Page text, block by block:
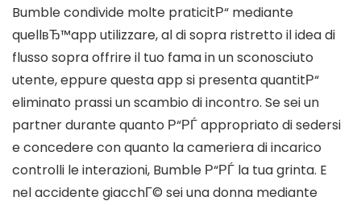
Bumble condivide molte praticitР“ mediante
quellвЂ™app utilizzare, al di sopra ristretto il idea di
flusso sopra offrire il tuo fama in un sconosciuto
utente, eppure questa app si presenta quantitР“
eliminato prassi un scambio di incontro. Se sei un
partner durante quanto Р“РЃ appropriato di sedersi
e concedere con quanto la cameriera di incarico
controlli le interazioni, Bumble Р“РЃ la tua grinta. E
nel accidente giacchГ© sei una donna mediante